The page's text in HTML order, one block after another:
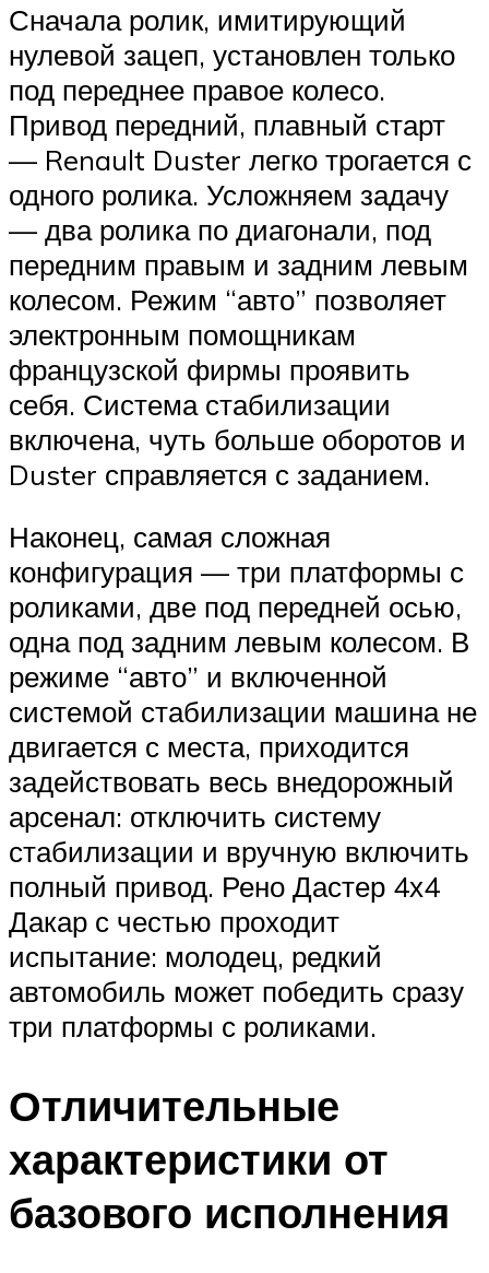
Сначала ролик, имитирующий
нулевой зацеп, установлен только
под переднее правое колесо.
Привод передний, плавный старт
— Renault Duster легко трогается с
одного ролика. Усложняем задачу
— два ролика по диагонали, под
передним правым и задним левым
колесом. Режим “авто” позволяет
электронным помощникам
французской фирмы проявить
себя. Система стабилизации
включена, чуть больше оборотов и
Duster справляется с заданием.
Наконец, самая сложная
конфигурация — три платформы с
роликами, две под передней осью,
одна под задним левым колесом. В
режиме “авто” и включенной
системой стабилизации машина не
двигается с места, приходится
задействовать весь внедорожный
арсенал: отключить систему
стабилизации и вручную включить
полный привод. Рено Дастер 4х4
Дакар с честью проходит
испытание: молодец, редкий
автомобиль может победить сразу
три платформы с роликами.
Отличительные
характеристики от
базового исполнения